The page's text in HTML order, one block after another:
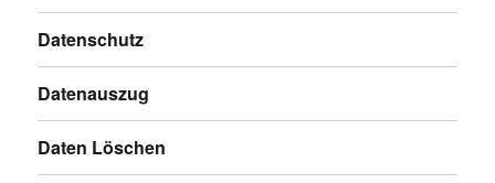
Datenschutz
Datenauszug
Daten Löschen